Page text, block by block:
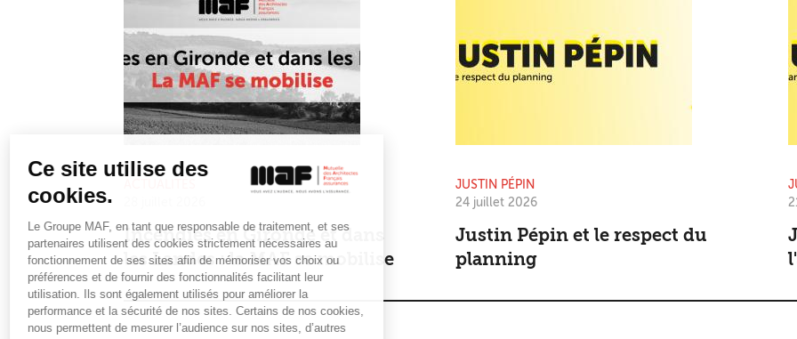
Ce site utilise des
cookies.
Le Groupe MAF, en tant que responsable de traitement, et ses
partenaires utilisent des cookies strictement nécessaires au
fonctionnement de ses sites afin de mémoriser vos choix ou
préférences et de fournir des fonctionnalités facilitant leur
utilisation. Ils sont également utilisés pour améliorer la
performance et la sécurité de nos sites. Certains de nos cookies,
nous permettent de mesurer l’audience sur nos sites, d’autres
Incendies en Gironde et dans
les Landes : la MAF se mobilise
JUSTIN PÉPIN
24 juillet 2026
Justin Pépin et le respect du
planning